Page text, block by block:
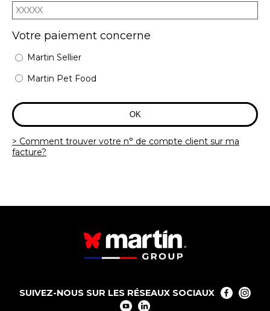
Votre paiement concerne
Martin Sellier
Martin Pet Food
Comment trouver votre n° de compte client sur ma
facture?
SUIVEZ-NOUS SUR LES RÉSEAUX SOCIAUX